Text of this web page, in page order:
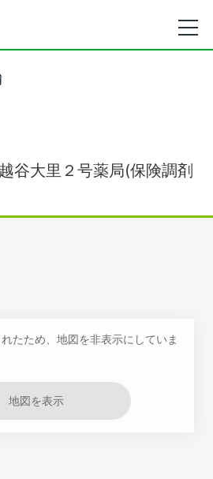
谷大里２号薬局(保険調剤
たため、地図を非表示にしていま
地図を表示